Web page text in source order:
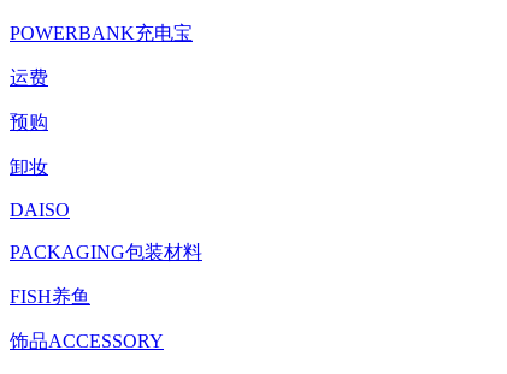
POWERBANK充电宝
运费
预购
卸妆
DAISO
PACKAGING包装材料
FISH养鱼
饰品ACCESSORY